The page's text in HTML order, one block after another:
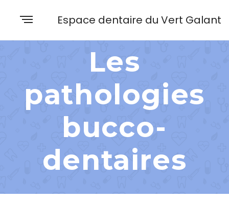
Espace dentaire du Vert Galant
Les
pathologies
bucco-
dentaires